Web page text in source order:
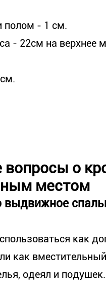
полом - 1 см.
- 22см на верхнее
о
местом
выдвижное
как
как
одеял и подушек.